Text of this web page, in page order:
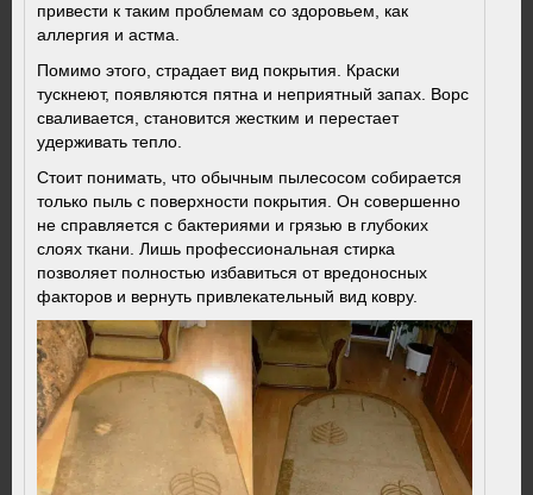
привести к таким проблемам со здоровьем, как
аллергия и астма.
Помимо этого, страдает вид покрытия. Краски
тускнеют, появляются пятна и неприятный запах. Ворс
сваливается, становится жестким и перестает
удерживать тепло.
Стоит понимать, что обычным пылесосом собирается
только пыль с поверхности покрытия. Он совершенно
не справляется с бактериями и грязью в глубоких
слоях ткани. Лишь профессиональная стирка
позволяет полностью избавиться от вредоносных
факторов и вернуть привлекательный вид ковру.